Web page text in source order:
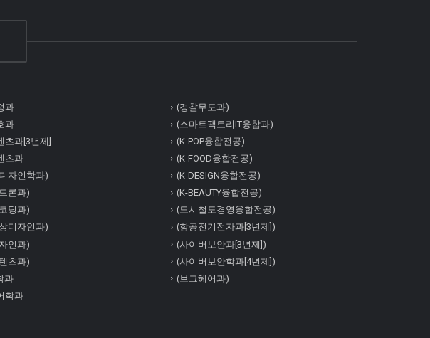
과
과
츠과[3년제]
츠과
자인학과)
론과)
딩과)
디자인과)
인과)
츠과)
과
학과
(경찰무도과)
(스마트팩토리IT융합과)
(K-POP융합전공)
(K-FOOD융합전공)
(K-DESIGN융합전공)
(K-BEAUTY융합전공)
(도시철도경영융합전공)
(항공전기전자과[3년제])
(사이버보안과[3년제])
(사이버보안학과[4년제])
(보그헤어과)